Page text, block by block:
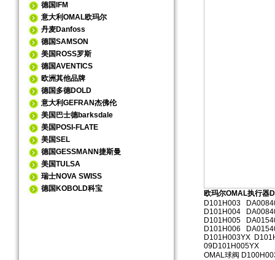
德国IFM
意大利OMAL欧玛尔
丹麦Danfoss
德国SAMSON
美国ROSS罗斯
德国AVENTICS
欧洲其他品牌
德国多德DOLD
意大利GEFRAN杰佛伦
美国巴士德barksdale
美国POSI-FLATE
美国SEL
德国GESSMANN捷斯曼
美国TULSA
瑞士NOVA SWISS
德国KOBOLD科宝
欧玛尔OMAL执行器
D101H003
D101H004
D101H005
D101H006
D101H003YX
09D101H005YX
OMAL球阀